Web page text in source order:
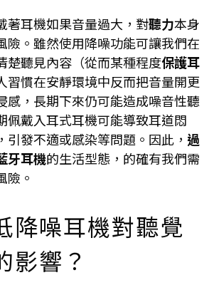
著耳機如果音量過大，對聽力本身
險。雖然使用降噪功能可讓我們在
楚聽見內容（從而某種程度保護耳
習慣在安靜環境中反而把音量開更
感，長期下來仍可能造成噪音性聽
佩戴入耳式耳機可能導致耳道悶
引發不適或感染等問題。因此， 過
牙耳機的生活型態，的確有我們需
險。
降噪耳機對聽覺
影響？